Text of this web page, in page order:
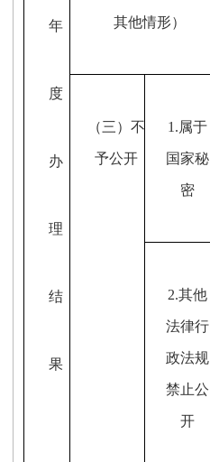
年
度
办
理
结
果
其他情形）
（三）不
予公开
1.属于
国家秘
密
2.其他
法律行
政法规
禁止公
开